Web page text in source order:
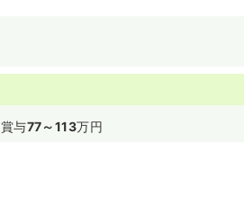
賞与77～113万円